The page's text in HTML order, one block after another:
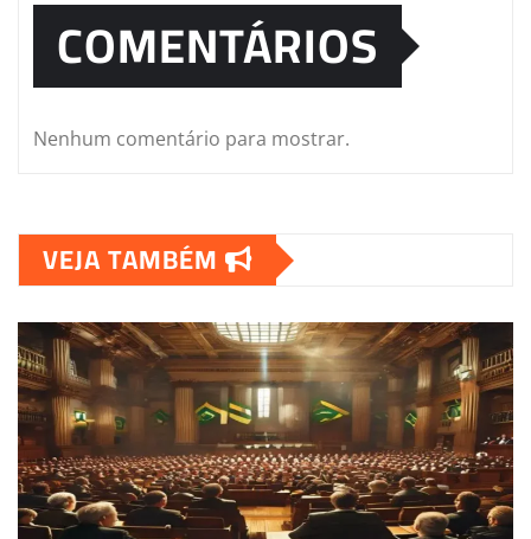
COMENTÁRIOS
Nenhum comentário para mostrar.
VEJA TAMBÉM